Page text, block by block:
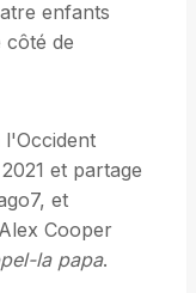
enfants
côté de
l'Occident
et partage
et
Cooper
la papa.